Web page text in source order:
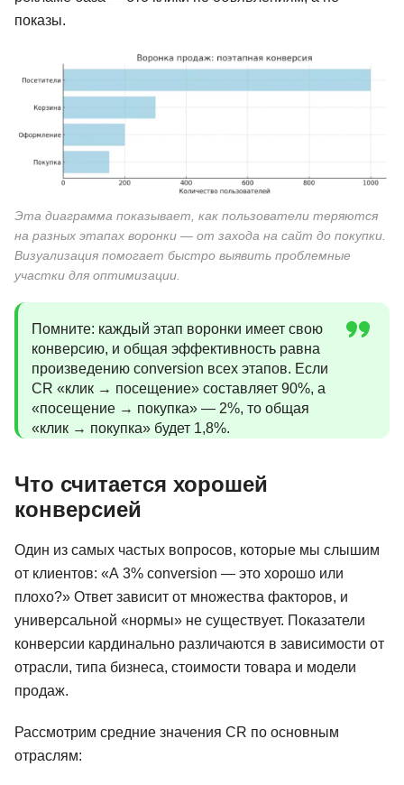
показы.
Эта диаграмма показывает, как пользователи теряются
на разных этапах воронки — от захода на сайт до покупки.
Визуализация помогает быстро выявить проблемные
участки для оптимизации.
Помните: каждый этап воронки имеет свою
конверсию, и общая эффективность равна
произведению conversion всех этапов. Если
CR «клик → посещение» составляет 90%, а
«посещение → покупка» — 2%, то общая
«клик → покупка» будет 1,8%.
Что считается хорошей
конверсией
Один из самых частых вопросов, которые мы слышим
от клиентов: «А 3% conversion — это хорошо или
плохо?» Ответ зависит от множества факторов, и
универсальной «нормы» не существует. Показатели
конверсии кардинально различаются в зависимости от
отрасли, типа бизнеса, стоимости товара и модели
продаж.
Рассмотрим средние значения CR по основным
отраслям: